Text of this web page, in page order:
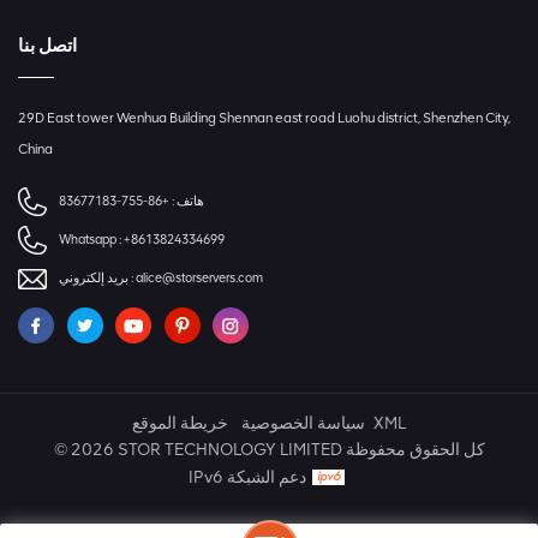
اتصل بنا
29D East tower Wenhua Building Shennan east road Luohu district, Shenzhen City,
China
هاتف : +86-755-83677183
Whatsapp :+8613824334699
بريد إلكتروني :alice@storservers.com
خريطة الموقع سياسة الخصوصية XML
© 2026 STOR TECHNOLOGY LIMITED كل الحقوق محفوظة
IPv6 دعم الشبكة